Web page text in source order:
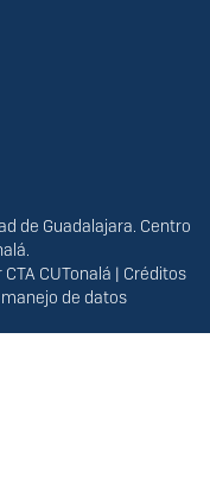
de Guadalajara. Centro
CTA CUTonalá | Créditos
de datos